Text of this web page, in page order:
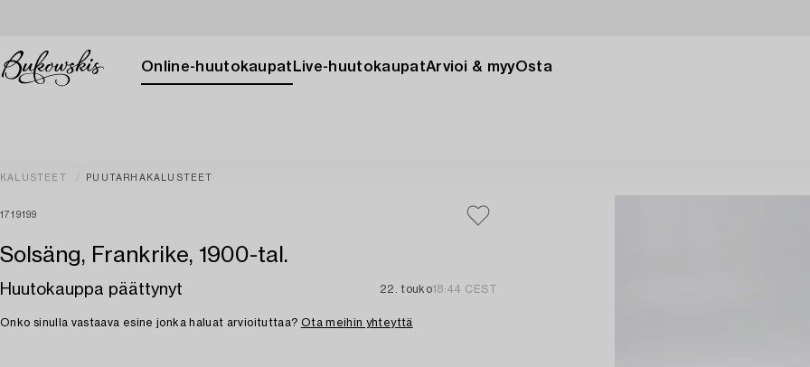
Online-huutokaupat Live-huutokaupatArvioi & myyOsta
KALUSTEET PUUTARHAKALUSTEET
1719199
Solsäng, Frankrike, 1900-tal.
Huutokauppa päättynyt 22. touko18:44 CEST
Onko sinulla vastaava esine jonka haluat arvioituttaa? Ota meihin yhteyttä